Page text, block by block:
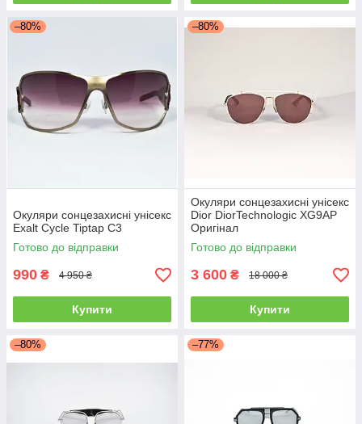
–80%
Окуляри сонцезахисні унісекс
Exalt Cycle Tiptap C3
Готово до відправки
990 ₴ 4 950 ₴
Купити
–80%
Окуляри сонцезахисні унісекс
Dior DiorTechnologic XG9AP
Оригінал
Готово до відправки
3 600 ₴ 18 000 ₴
Купити
–80% –77%